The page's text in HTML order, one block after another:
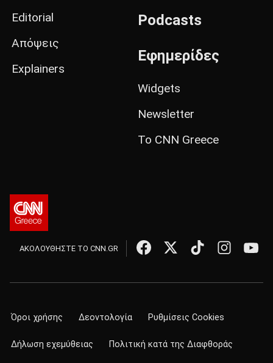
Editorial
Απόψεις
Explainers
Podcasts
Εφημερίδες
Widgets
Newsletter
Το CNN Greece
ΑΚΟΛΟΥΘΗΣΤΕ ΤΟ CNN.GR
Όροι χρήσης Δεοντολογία Ρυθμίσεις Cookies
Δήλωση εχεμύθειας Πολιτική κατά της Διαφθοράς